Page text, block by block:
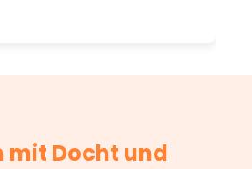
mit Docht und